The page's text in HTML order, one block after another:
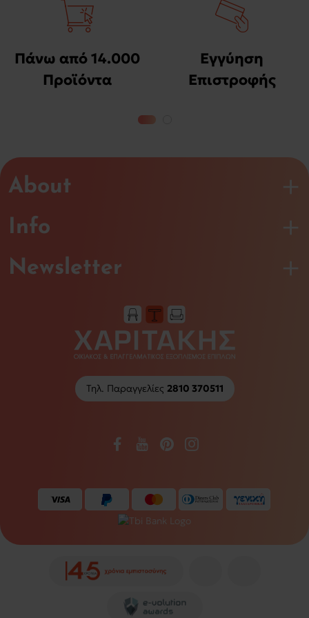
Πάνω από 14.000
Προϊόντα
Εγγύηση
Επιστροφής
About
Info
Τηλ. Παραγγελίες 2810 370511
Newsletter